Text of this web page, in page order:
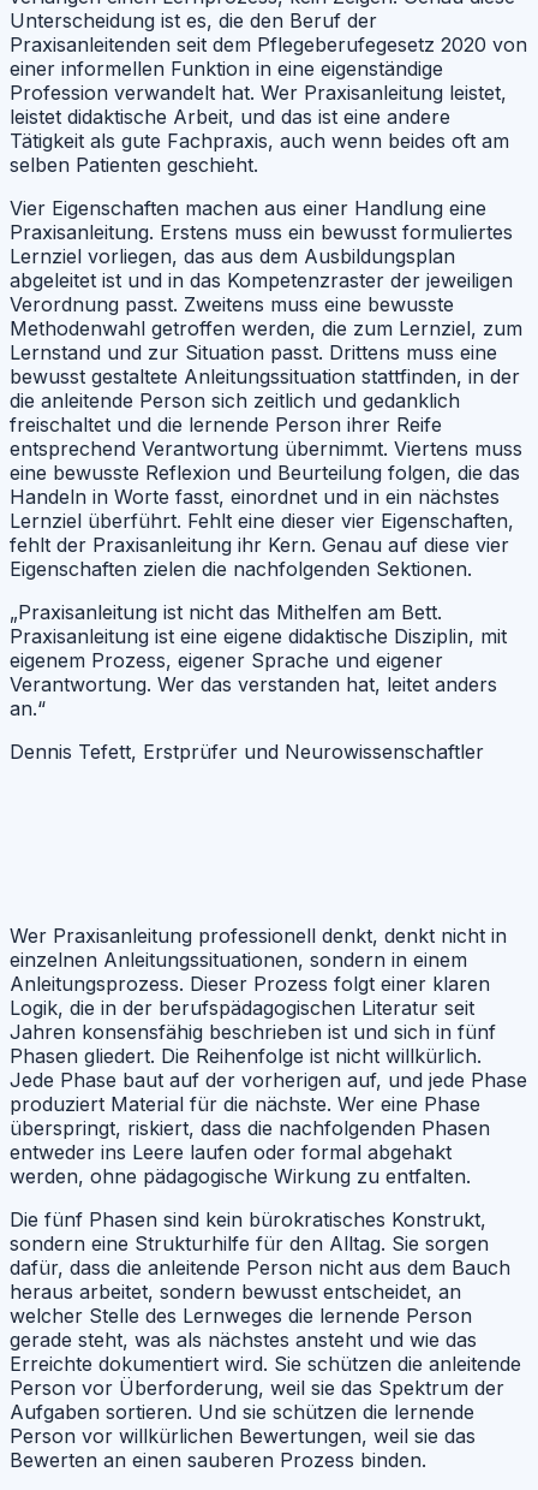
Unterscheidung ist es, die den Beruf der
Praxisanleitenden seit dem Pflegeberufegesetz 2020 von
einer informellen Funktion in eine eigenständige
Profession verwandelt hat. Wer Praxisanleitung leistet,
leistet didaktische Arbeit, und das ist eine andere
Tätigkeit als gute Fachpraxis, auch wenn beides oft am
selben Patienten geschieht.
Vier Eigenschaften machen aus einer Handlung eine
Praxisanleitung. Erstens muss ein bewusst formuliertes
Lernziel vorliegen, das aus dem Ausbildungsplan
abgeleitet ist und in das Kompetenzraster der jeweiligen
Verordnung passt. Zweitens muss eine bewusste
Methodenwahl getroffen werden, die zum Lernziel, zum
Lernstand und zur Situation passt. Drittens muss eine
bewusst gestaltete Anleitungssituation stattfinden, in der
die anleitende Person sich zeitlich und gedanklich
freischaltet und die lernende Person ihrer Reife
entsprechend Verantwortung übernimmt. Viertens muss
eine bewusste Reflexion und Beurteilung folgen, die das
Handeln in Worte fasst, einordnet und in ein nächstes
Lernziel überführt. Fehlt eine dieser vier Eigenschaften,
fehlt der Praxisanleitung ihr Kern. Genau auf diese vier
Eigenschaften zielen die nachfolgenden Sektionen.
„Praxisanleitung ist nicht das Mithelfen am Bett.
Praxisanleitung ist eine eigene didaktische Disziplin, mit
eigenem Prozess, eigener Sprache und eigener
Verantwortung. Wer das verstanden hat, leitet anders
an.“
Dennis Tefett, Erstprüfer und Neurowissenschaftler
Wer Praxisanleitung professionell denkt, denkt nicht in
einzelnen Anleitungssituationen, sondern in einem
Anleitungsprozess. Dieser Prozess folgt einer klaren
Logik, die in der berufspädagogischen Literatur seit
Jahren konsensfähig beschrieben ist und sich in fünf
Phasen gliedert. Die Reihenfolge ist nicht willkürlich.
Jede Phase baut auf der vorherigen auf, und jede Phase
produziert Material für die nächste. Wer eine Phase
überspringt, riskiert, dass die nachfolgenden Phasen
entweder ins Leere laufen oder formal abgehakt
werden, ohne pädagogische Wirkung zu entfalten.
Die fünf Phasen sind kein bürokratisches Konstrukt,
sondern eine Strukturhilfe für den Alltag. Sie sorgen
dafür, dass die anleitende Person nicht aus dem Bauch
heraus arbeitet, sondern bewusst entscheidet, an
welcher Stelle des Lernweges die lernende Person
gerade steht, was als nächstes ansteht und wie das
Erreichte dokumentiert wird. Sie schützen die anleitende
Person vor Überforderung, weil sie das Spektrum der
Aufgaben sortieren. Und sie schützen die lernende
Person vor willkürlichen Bewertungen, weil sie das
Bewerten an einen sauberen Prozess binden.